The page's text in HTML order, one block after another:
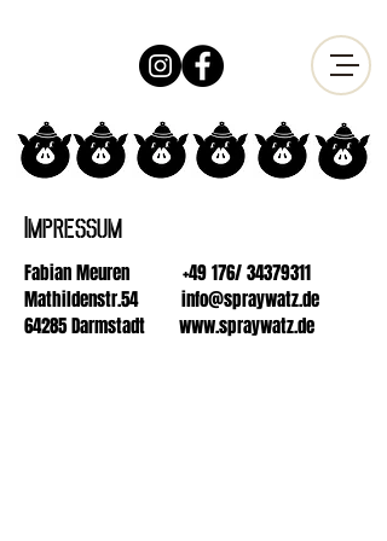
Impressum
Fabian Meuren +49 176/34379311
Mathildenstr.54 info@spraywatz.de
64285 Darmstadt www.spraywatz.de